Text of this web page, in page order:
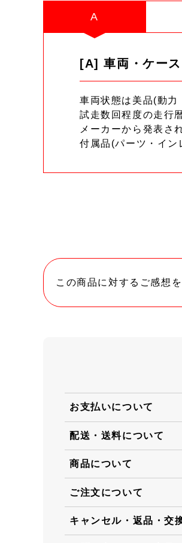
A
[A] 車両・ケー
車両状態は美品(動力
試走数回程度の走行
メーカーから発表さ
付属品(パーツ・イン
この商品に対するご感想
お支払いについて
配送・送料について
商品について
ご注文について
キャンセル・返品・交